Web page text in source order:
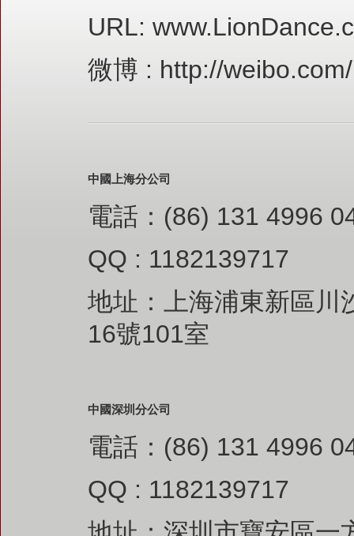
URL:
微博 : http://
中國上海分公司
電話：(86) 131 4996
QQ : 1182139717
地址：上海浦東新區川
16號101室
中國深圳分公司
電話：(86) 131 4996
QQ : 1182139717